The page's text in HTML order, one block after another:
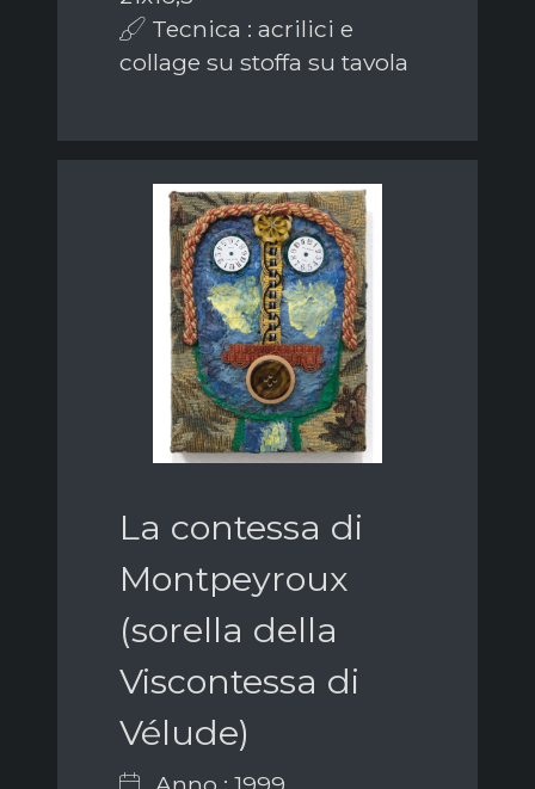
Tecnica : acrilici e
collage su stoffa su tavola
La contessa di
Montpeyroux
(sorella della
Viscontessa di
Vélude)